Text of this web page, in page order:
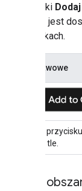
Przyciski
jest
przyciskach.
Podstawowe
Używaj
jasnym tle.
Pusty